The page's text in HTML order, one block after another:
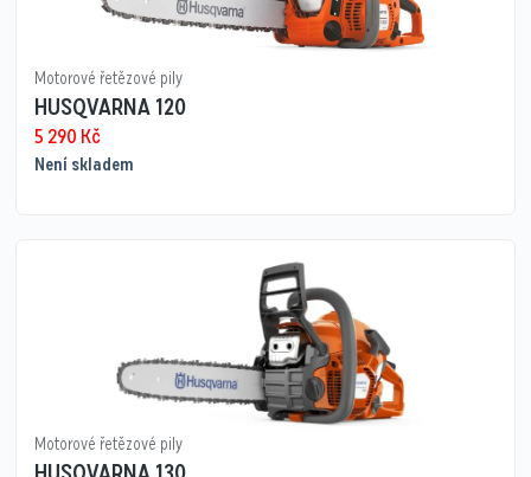
Motorové řetězové pily
HUSQVARNA 120
5 290 Kč
Není skladem
Motorové řetězové pily